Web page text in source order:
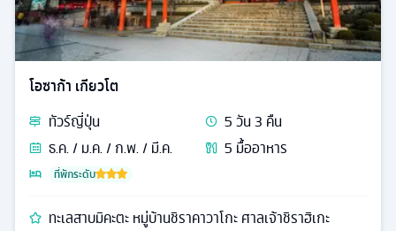
โอซาก้า เกียวโต
ทัวร์ญี่ปุ่น 5วัน3 คืน
ธ.ค. / ม.ค. / ก.พ. / มี.ค.
5 มื้ออาหาร
ที่พักระดับ
ทะเลสาบมิคะตะ หมู่บ้านชิราคาวาโกะ ศาลเจ้าชิราฮิเกะ